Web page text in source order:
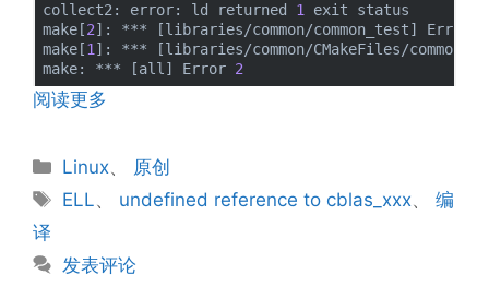
collect2: error: ld returned 1
exit status
make[2]: *** [libraries/common/common_test] Error
make[1 ]: *** [libraries/common/CMakeFiles/
make: *** [all] Error 2
阅读更多
分
类
Linux、 原创
标
ELL、 undefined reference to cblas_xxx、编
译
发表评论